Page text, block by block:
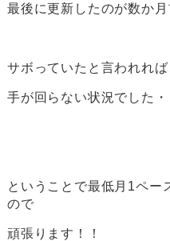
最後に更新したのが数か月
サボっていたと言われれ
手が回らない状況でした・
ということで最低月1ペー
ので
頑張ります！！